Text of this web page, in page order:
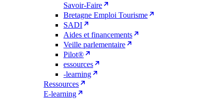
Savoir-Faire
Bretagne Emploi Tourisme
SADI
Aides et financements
Veille parlementaire
Pilot®
essources
-learning
Ressources
E-learning